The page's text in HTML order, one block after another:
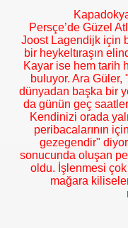
Persçe’de Güzel
Joost Lagendijk için
bir heykeltıraşın
Kayar ise hem tarih
buluyor. Ara
dünyadan başka bir
da günün geç
Kendinizi orada
peribacalarının
gezegendir"
sonucunda oluşan
oldu. İşlenmesi
mağara